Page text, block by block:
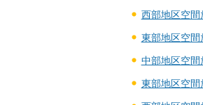
西部地区空間
東部地区空間
中部地区空間
東部地区空間